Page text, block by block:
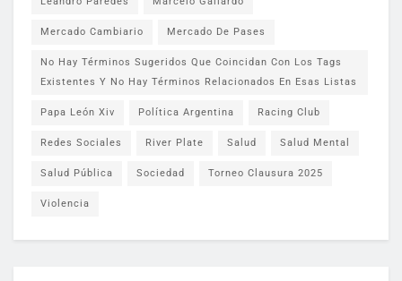
Mercado Cambiario Mercado De Pases
No Hay Términos Sugeridos Que Coincidan Con Los Tags
Existentes Y No Hay Términos Relacionados En Esas Listas
Papa León Xiv Política Argentina Racing Club
Redes Sociales River Plate Salud Salud Mental
Salud Pública Sociedad Torneo Clausura 2025
Violencia